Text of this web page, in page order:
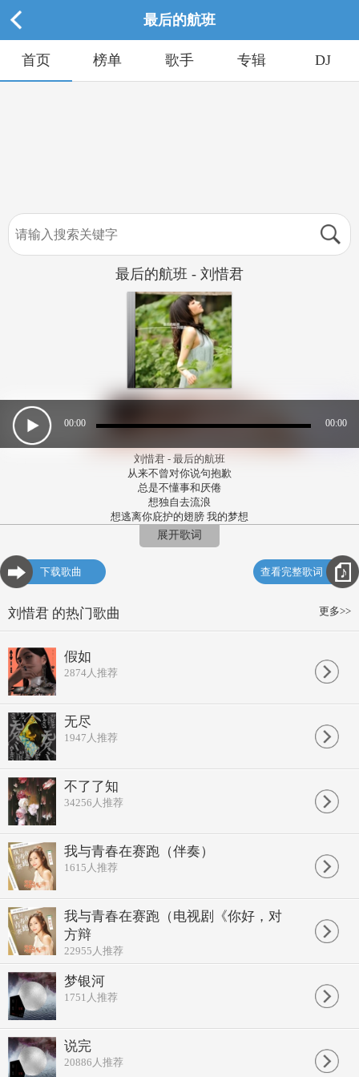
最后的航班
首页 榜单 歌手 专辑 DJ
最后的航班 - 刘惜君
00:00 00:00
刘惜君 - 最后的航班
从来不曾对你说句抱歉
总是不懂事和厌倦
想独自去流浪
想逃离你庇护的翅膀 我的梦想
脆弱的剩下绝望 没了方向
她委屈的泪浸湿了脸庞
飞翔吧 天堂没有绝望
她委屈的泪浸湿了脸庞
任凭我在黑暗的夜里呼喊
也会因你变得坚强
不怕 雨多大 风多狂
也会因你变得坚强
不怕 雨多大 风多狂
展开歌词
下载歌曲 查看完整歌词
更多>>
刘惜君 的热门歌曲
假如
2874人推荐
无尽
1947 人推荐
不了了知
34256 人推荐
我与青春在赛跑（伴奏）
1615 人推荐
我与青春在赛跑（电视剧《你好，对
方辩
22955 人推荐
梦银河
1751 人推荐
说完
20886 人推荐